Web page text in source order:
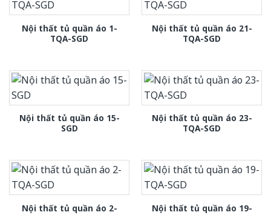
Nội thất tủ quần áo 1-
TQA-SGD
Nội thất tủ quần áo 21-
TQA-SGD
Nội thất tủ quần áo 15-
SGD
Nội thất tủ quần áo 23-
TQA-SGD
Nội thất tủ quần áo 2-
Nội thất tủ quần áo 19-